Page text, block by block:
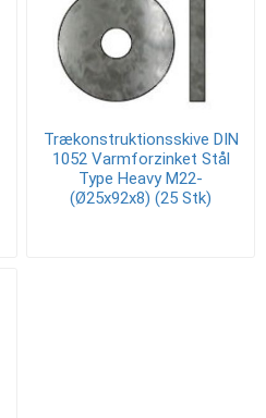
Trækonstruktionsskive DIN
1052 Varmforzinket Stål
Type Heavy M22-
(Ø25x92x8) (25 Stk)